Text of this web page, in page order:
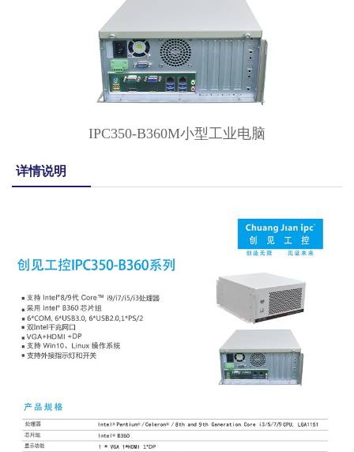
IPC350-B360M小型工业电脑
详情说明